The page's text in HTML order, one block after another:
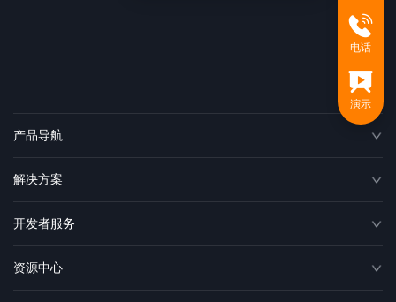
产品导航
解决方案
开发者服务
资源中心
电话
演示